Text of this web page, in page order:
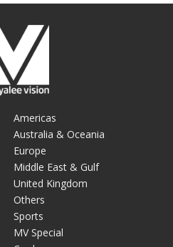
Americas
Australia & Oceania
Europe
Middle East & Gulf
United Kingdom
Others
Sports
MV Special